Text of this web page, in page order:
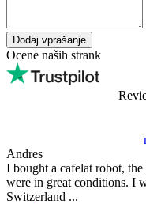
Dodaj vprašanje
Ocene naših strank
Andres
I bought a cafelat robot,
were in great conditions. I
Switzerland ...